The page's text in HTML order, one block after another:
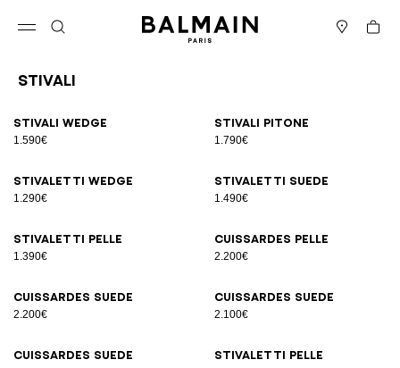
Stivali
Stivali Wedge
1.590€
Stivali pitone
1.790€
Stivaletti Wedge
1.290€
Stivaletti suede
1.490€
Stivaletti pelle
1.390€
Cuissardes pelle
2.200€
Cuissardes suede
2.200€
Cuissardes suede
2.100€
Cuissardes suede Stivaletti pelle